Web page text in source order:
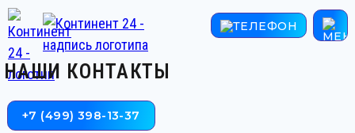
НАШИ КОНТАКТЫ
+7 (499) 398-13-37